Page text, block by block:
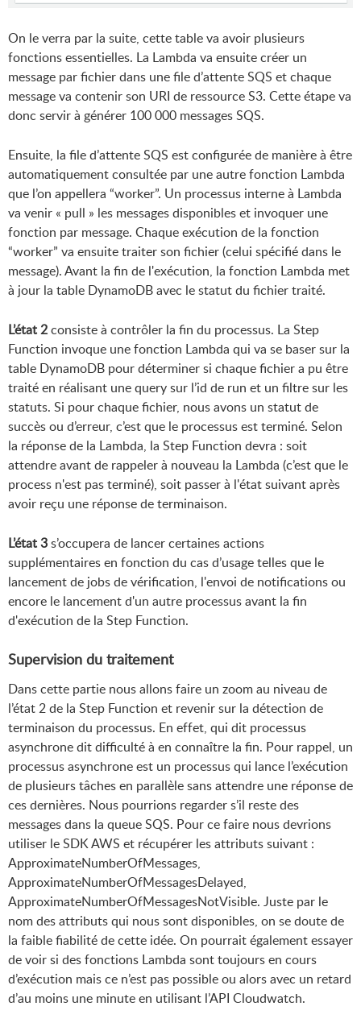
On le verra par la suite, cette table va avoir plusieurs
fonctions essentielles. La Lambda va ensuite créer un
message par fichier dans une file d’attente SQS et chaque
message va contenir son URI de ressource S3. Cette étape va
donc servir à générer 100 000 messages SQS.
Ensuite, la file d’attente SQS est configurée de manière à être
automatiquement consultée par une autre fonction Lambda
que l’on appellera “worker”. Un processus interne à Lambda
va venir « pull » les messages disponibles et invoquer une
fonction par message. Chaque exécution de la fonction
“worker” va ensuite traiter son fichier (celui spécifié dans le
message). Avant la fin de l'exécution, la fonction Lambda met
à jour la table DynamoDB avec le statut du fichier traité.
L’état 2consiste à contrôler la fin du processus. La Step
Function invoque une fonction Lambda qui va se baser sur la
table DynamoDB pour déterminer si chaque fichier a pu être
traité en réalisant une query sur l’id de run et un filtre sur les
statuts. Si pour chaque fichier, nous avons un statut de
succès ou d’erreur, c’est que le processus est terminé. Selon
la réponse de la Lambda, la Step Function devra : soit
attendre avant de rappeler à nouveau la Lambda (c’est que le
process n'est pas terminé), soit passer à l'état suivant après
avoir reçu une réponse de terminaison.
L’état 3s’occupera de lancer certaines actions
supplémentaires en fonction du cas d’usage telles que le
lancement de jobs de vérification, l'envoi de notifications ou
encore le lancement d'un autre processus avant la fin
d'exécution de la Step Function.
Supervision du traitement
Dans cette partie nous allons faire un zoom au niveau de
l’état 2 de la Step Function et revenir sur la détection de
terminaison du processus. En effet, qui dit processus
asynchrone dit difficulté à en connaître la fin. Pour rappel, un
processus asynchrone est un processus qui lance l’exécution
de plusieurs tâches en parallèle sans attendre une réponse de
ces dernières. Nous pourrions regarder s’il reste des
messages dans la queue SQS. Pour ce faire nous devrions
utiliser le SDK AWS et récupérer les attributs suivant :
ApproximateNumberOfMessages,
ApproximateNumberOfMessagesDelayed,
ApproximateNumberOfMessagesNotVisible. Juste par le
nom des attributs qui nous sont disponibles, on se doute de
la faible fiabilité de cette idée. On pourrait également essayer
de voir si des fonctions Lambda sont toujours en cours
d’exécution mais ce n’est pas possible ou alors avec un retard
d’au moins une minute en utilisant l’API Cloudwatch.